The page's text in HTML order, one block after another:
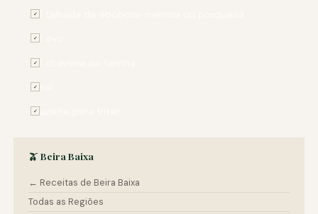
✓
✓
✓
✓
✓
🫒 Beira Baixa
← Receitas de Beira Baixa
Todas as Regiões